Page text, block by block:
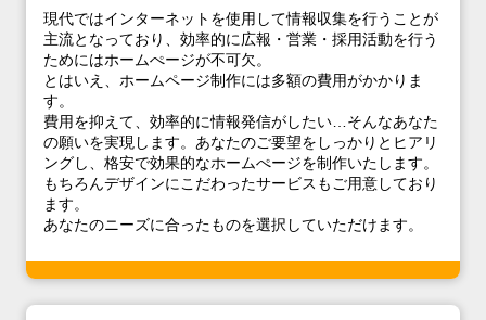
現代ではインターネットを使用して情報収集を行うことが
主流となっており、効率的に広報・営業・採用活動を行う
ためにはホームぺージが不可欠。
とはいえ、ホームページ制作には多額の費用がかかりま
す。
費用を抑えて、効率的に情報発信がしたい…そんなあなた
の願いを実現します。あなたのご要望をしっかりとヒアリ
ングし、格安で効果的なホームぺージを制作いたします。
もちろんデザインにこだわったサービスもご用意しており
ます。
あなたのニーズに合ったものを選択していただけます。